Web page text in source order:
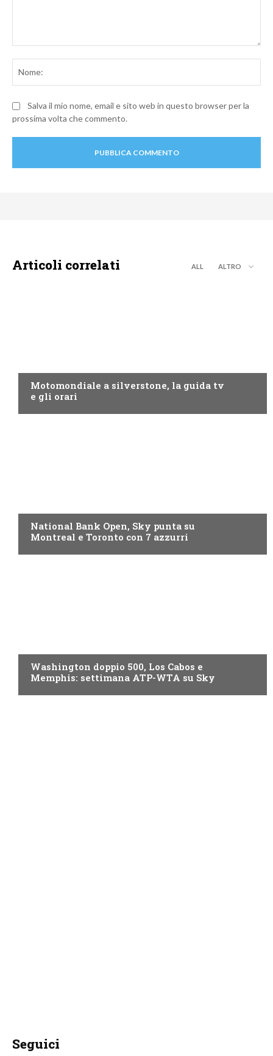
Salva il mio nome, email e sito web in questo browser per la
prossima volta che commento.
Articoli correlati ALL ALTRO
Motomondiale a silverstone, la guida tv
e gli orari
National Bank Open, Sky punta su
Montreal e Toronto con 7 azzurri
Washington doppio 500, Los Cabos e
Memphis: settimana ATP-WTA su Sky
Seguici